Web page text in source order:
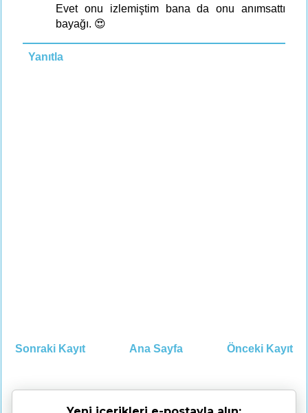
Evet onu izlemiştim bana da onu anımsattı
bayağı. 😍
Yanıtla
Sonraki Kayıt Önceki Kayıt
Ana Sayfa